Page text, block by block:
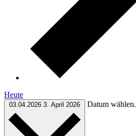
Heute
03.04.2026 3. April 2026 Datum wählen.